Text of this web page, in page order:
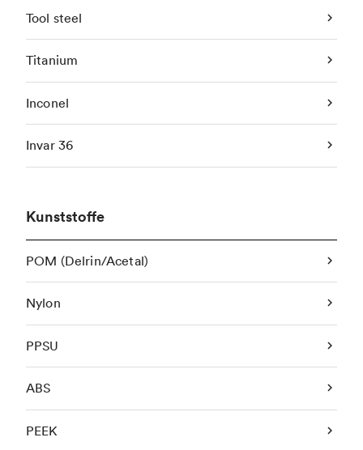
Tool steel
Titanium
Inconel
Invar 36
Kunststoffe
POM (Delrin/Acetal)
Nylon
PPSU
ABS
PEEK